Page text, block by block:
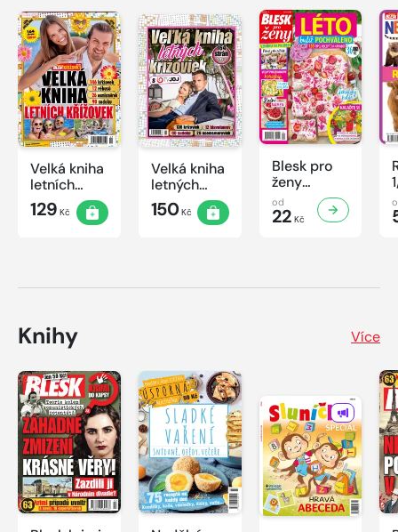
Velká kniha
letních
křížovek
2026
129 Kč
Velká kniha
letných
krížoviek s
TV JOJ
150Kč
Blesk pro
ženy
speciál
č.2/2026
od
22 Kč
Knihy Více